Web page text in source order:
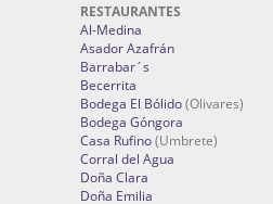
RESTAURANTES
Al-Medina
Asador Azafrán
Barrabar´s
Becerrita
Bodega El Bólido(Olivares)
Bodega Góngora
Casa Rufino(Umbrete)
Corral del Agua
Doña Clara
Doña Emilia